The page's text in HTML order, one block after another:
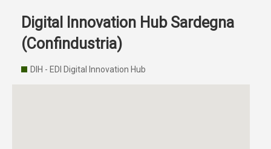
Digital Innovation Hub Sardegna
(Confindustria)
DIH - EDI Digital Innovation Hub